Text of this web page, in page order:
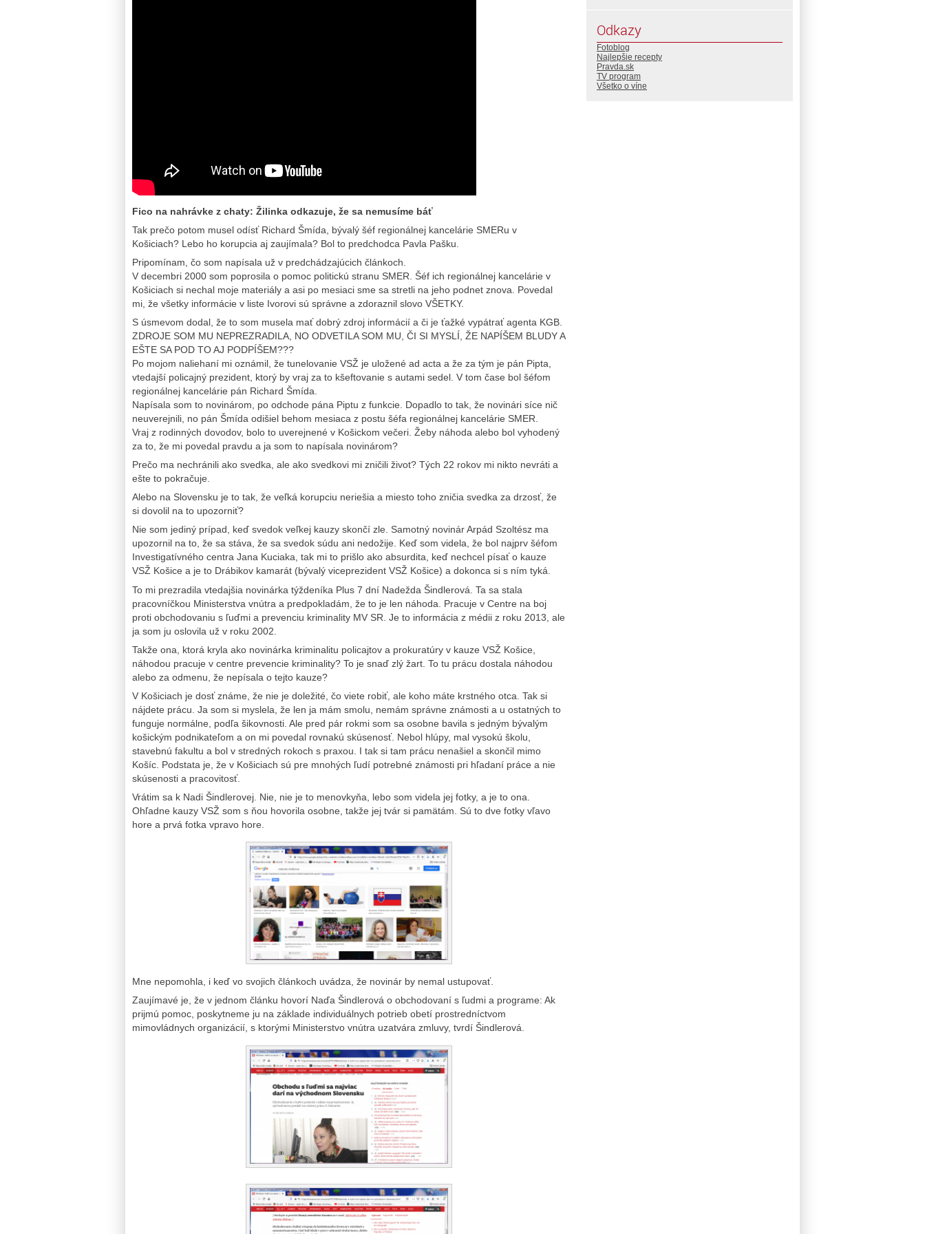
Fico na nahrávke z chaty: Žilinka odkazuje, že sa nemusíme báť
Tak prečo potom musel odísť Richard Šmída, bývalý šéf regionálnej kancelárie SMERu v
Košiciach? Lebo ho korupcia aj zaujímala? Bol to predchodca Pavla Pašku.
Pripomínam, čo som napísala už v predchádzajúcich článkoch.
V decembri 2000 som poprosila o pomoc politickú stranu SMER. Šéf ich regionálnej kancelárie v
Košiciach si nechal moje materiály a asi po mesiaci sme sa stretli na jeho podnet znova. Povedal
mi, že všetky informácie v liste Ivorovi sú správne a zdoraznil slovo VŠETKY.
S úsmevom dodal, že to som musela mať dobrý zdroj informácií a či je ťažké vypátrať agenta KGB.
ZDROJE SOM MU NEPREZRADILA, NO ODVETILA SOM MU, ČI SI MYSLÍ, ŽE NAPÍŠEM BLUDY A
EŠTE SA POD TO AJ PODPÍŠEM???
Po mojom naliehaní mi oznámil, že tunelovanie VSŽ je uložené ad acta a že za tým je pán Pipta,
vtedajší policajný prezident, ktorý by vraj za to kšeftovanie s autami sedel. V tom čase bol šéfom
regionálnej kancelárie pán Richard Šmída.
Napísala som to novinárom, po odchode pána Piptu z funkcie. Dopadlo to tak, že novinári síce nič
neuverejnili, no pán Šmída odišiel behom mesiaca z postu šéfa regionálnej kancelárie SMER.
Vraj z rodinných dovodov, bolo to uverejnené v Košickom večeri. Žeby náhoda alebo bol vyhodený
za to, že mi povedal pravdu a ja som to napísala novinárom?
Prečo ma nechránili ako svedka, ale ako svedkovi mi zničili život? Tých 22 rokov mi nikto nevráti a
ešte to pokračuje.
Alebo na Slovensku je to tak, že veľká korupciu neriešia a miesto toho zničia svedka za drzosť, že
si dovolil na to upozorniť?
Nie som jediný prípad, keď svedok veľkej kauzy skončí zle. Samotný novinár Arpád Szoltész ma
upozornil na to, že sa stáva, že sa svedok súdu ani nedožije. Keď som videla, že bol najprv šéfom
Investigatívného centra Jana Kuciaka, tak mi to prišlo ako absurdita, keď nechcel písať o kauze
VSŽ Košice a je to Drábikov kamarát (bývalý viceprezident VSŽ Košice) a dokonca si s ním tyká.
To mi prezradila vtedajšia novinárka týždeníka Plus 7 dní Nadežda Šindlerová. Ta sa stala
pracovníčkou Ministerstva vnútra a predpokladám, že to je len náhoda. Pracuje v Centre na boj
proti obchodovaniu s ľuďmi a prevenciu kriminality MV SR. Je to informácia z médii z roku 2013, ale
ja som ju oslovila už v roku 2002.
Takže ona, ktorá kryla ako novinárka kriminalitu policajtov a prokuratúry v kauze VSŽ Košice,
náhodou pracuje v centre prevencie kriminality? To je snaď zlý žart. To tu prácu dostala náhodou
alebo za odmenu, že nepísala o tejto kauze?
V Košiciach je dosť známe, že nie je doležité, čo viete robiť, ale koho máte krstného otca. Tak si
nájdete prácu. Ja som si myslela, že len ja mám smolu, nemám správne známosti a u ostatných to
funguje normálne, podľa šikovnosti. Ale pred pár rokmi som sa osobne bavila s jedným bývalým
košickým podnikateľom a on mi povedal rovnakú skúsenosť. Nebol hlúpy, mal vysokú školu,
stavebnú fakultu a bol v stredných rokoch s praxou. I tak si tam prácu nenašiel a skončil mimo
Košíc. Podstata je, že v Košiciach sú pre mnohých ľudí potrebné známosti pri hľadaní práce a nie
skúsenosti a pracovitosť.
Vrátim sa k Nadi Šindlerovej. Nie, nie je to menovkyňa, lebo som videla jej fotky, a je to ona.
Ohľadne kauzy VSŽ som s ňou hovorila osobne, takže jej tvár si pamätám. Sú to dve fotky vľavo
hore a prvá fotka vpravo hore.
Mne nepomohla, i keď vo svojich článkoch uvádza, že novinár by nemal ustupovať.
Zaujímavé je, že v jednom článku hovorí Naďa Šindlerová o obchodovaní s ľudmi a programe: Ak
prijmú pomoc, poskytneme ju na základe individuálnych potrieb obetí prostredníctvom
mimovládnych organizácií, s ktorými Ministerstvo vnútra uzatvára zmluvy, tvrdí Šindlerová.
Odkazy
Fotoblog
Najlepšie recepty
Pravda.sk
TV program
Všetko o víne